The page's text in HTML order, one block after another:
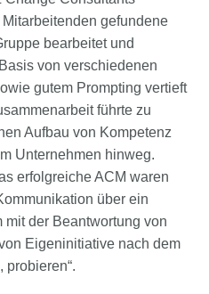
gefundene
bearbeitet und
von verschiedenen
gutem Prompting vertieft
führte zu
Aufbau von Kompetenz
Unternehmen hinweg.
erfolgreiche ACM waren
über ein
mit der Beantwortung von
Eigeninitiative nach dem
probieren“.